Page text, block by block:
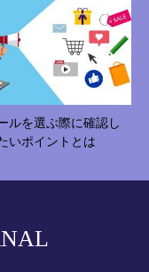
ルを選ぶ際に確認し
いポイントとは